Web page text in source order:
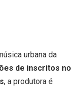
urbana da
de inscritos no
, a produtora é